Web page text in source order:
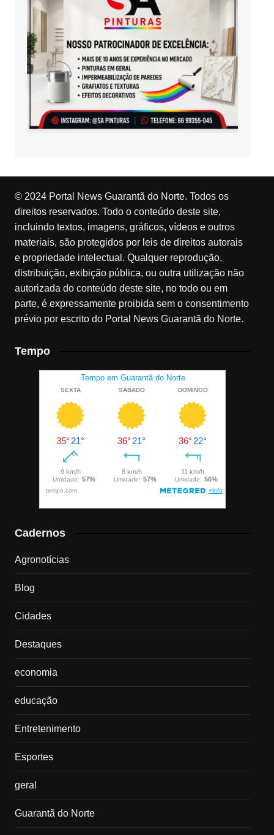
© 2024 Portal News Guarantã do Norte. Todos os
direitos reservados. Todo o conteúdo deste site,
incluindo textos, imagens, gráficos, vídeos e outros
materiais, são protegidos por leis de direitos autorais
e propriedade intelectual. Qualquer reprodução,
distribuição, exibição pública, ou outra utilização não
autorizada do conteúdo deste site, no todo ou em
parte, é expressamente proibida sem o consentimento
prévio por escrito do Portal News Guarantã do Norte.
Tempo
Cadernos
Agronotícias
Blog
Cidades
Destaques
economia
educação
Entretenimento
Esportes
geral
Guarantã do Norte